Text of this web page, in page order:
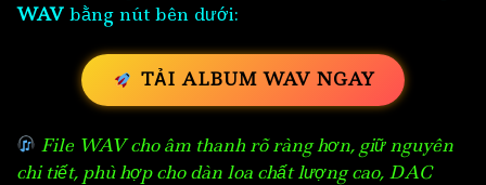
WAV bằng nút bên dưới:
TẢI ALBUM WAV NGAY
File WAV cho âm thanh rõ ràng hơn, giữ nguyên
chi tiết, phù hợp cho dàn loa chất lượng cao, DAC